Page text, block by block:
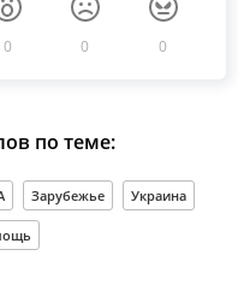
0 0 0
по теме:
Зарубежье Украина